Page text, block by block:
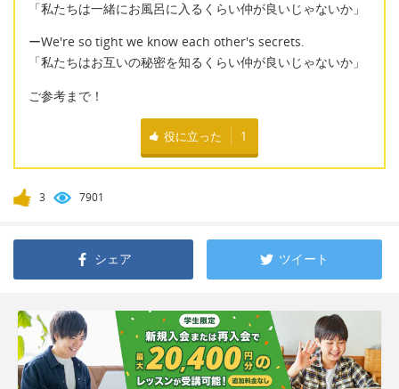
「私たちは一緒にお風呂に入るくらい仲が良いじゃないか」
ーWe're so tight we know each other's secrets.
「私たちはお互いの秘密を知るくらい仲が良いじゃないか」
ご参考まで！
役に立った 1
3 7901
シェア ツイート